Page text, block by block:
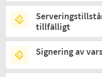
tillfälligt
Signering av